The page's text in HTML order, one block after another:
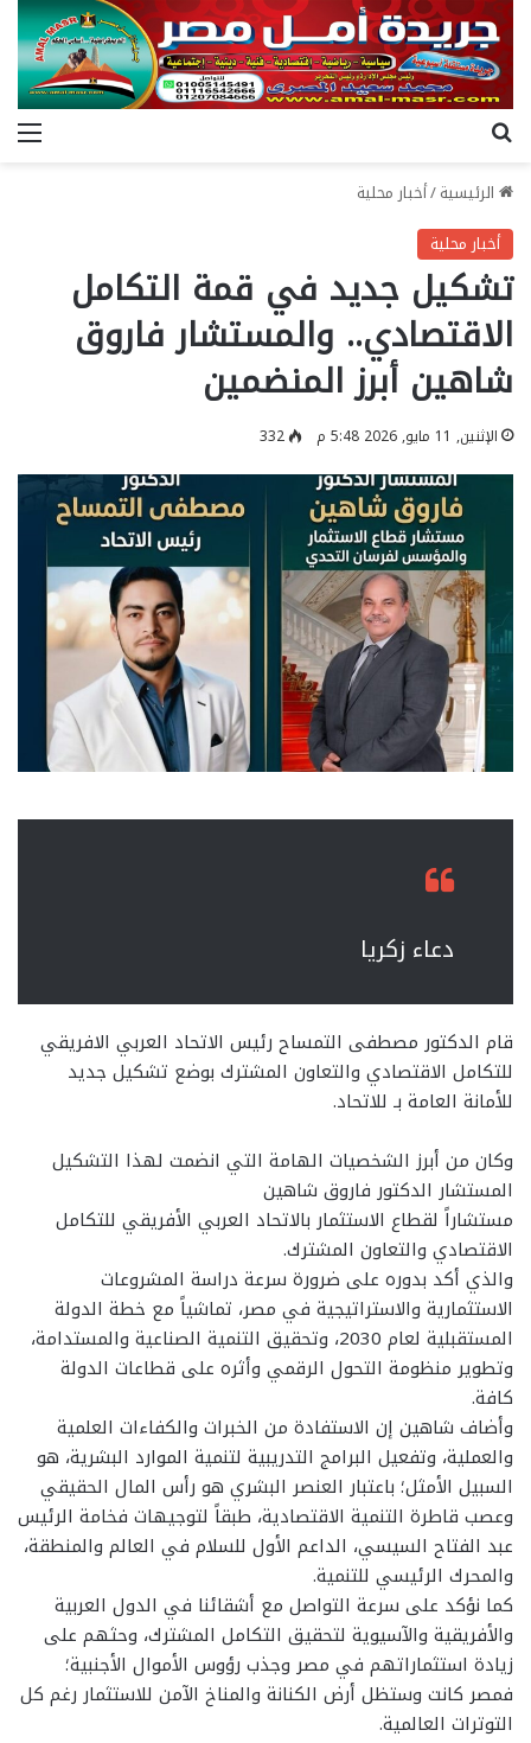
الرئيسية/أخبار محلية
أخبار محلية
​تشكيل جديد في قمة التكامل
الاقتصادي.. والمستشار فاروق
شاهين أبرز المنضمين
الإثنين, 11 مايو, 2026 5:48 م 332
دعاء زكريا
قام الدكتور مصطفى التمساح رئيس الاتحاد العربي الافريقي
للتكامل الاقتصادي والتعاون المشترك بوضع تشكيل جديد
للأمانة العامة بـ للاتحاد.
وكان من أبرز الشخصيات الهامة التي انضمت لهذا التشكيل
المستشار الدكتور فاروق شاهين
مستشاراً لقطاع الاستثمار بالاتحاد العربي الأفريقي للتكامل
الاقتصادي والتعاون المشترك.
​والذي أكد بدوره على ضرورة سرعة دراسة المشروعات
الاستثمارية والاستراتيجية في مصر، تماشياً مع خطة الدولة
المستقبلية لعام 2030، وتحقيق التنمية الصناعية والمستدامة،
وتطوير منظومة التحول الرقمي وأثره على قطاعات الدولة
كافة.
​وأضاف شاهين إن الاستفادة من الخبرات والكفاءات العلمية
والعملية، وتفعيل البرامج التدريبية لتنمية الموارد البشرية، هو
السبيل الأمثل؛ باعتبار العنصر البشري هو رأس المال الحقيقي
وعصب قاطرة التنمية الاقتصادية، طبقاً لتوجيهات فخامة الرئيس
عبد الفتاح السيسي، الداعم الأول للسلام في العالم والمنطقة،
والمحرك الرئيسي للتنمية.
​كما نؤكد على سرعة التواصل مع أشقائنا في الدول العربية
والأفريقية والآسيوية لتحقيق التكامل المشترك، وحثهم على
زيادة استثماراتهم في مصر وجذب رؤوس الأموال الأجنبية؛
فمصر كانت وستظل أرض الكنانة والمناخ الآمن للاستثمار رغم كل
التوترات العالمية.